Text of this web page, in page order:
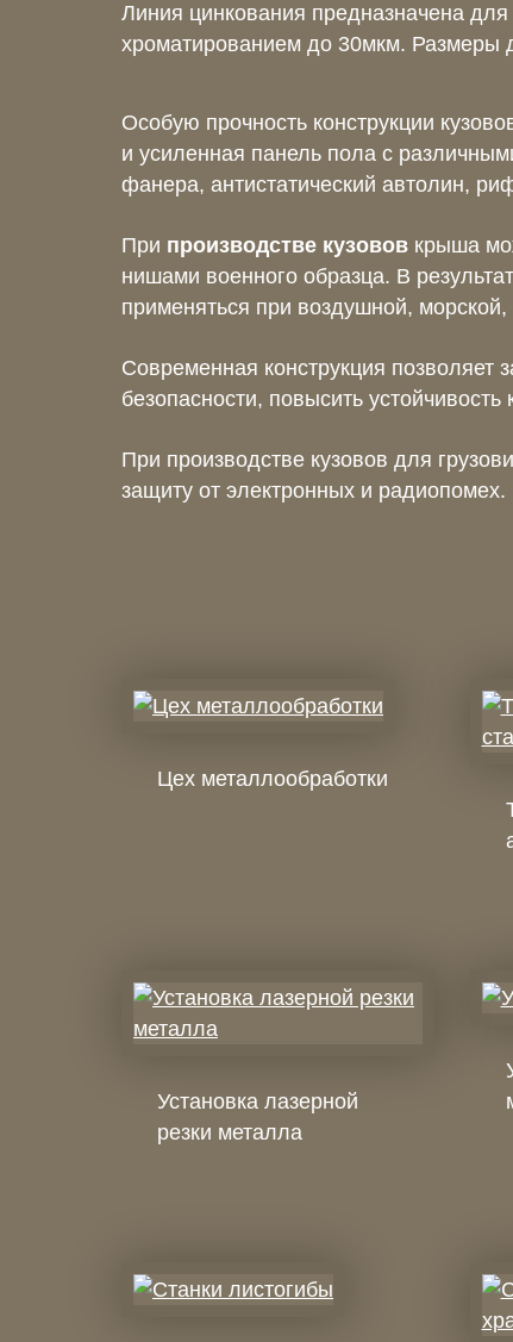
Линия цинкования предназначена
хроматированием до 30мкм. Размеры
Особую прочность конструкции
и усиленная панель пола с
фанера, антистатический автолин,
При производстве кузовов крыша
нишами военного образца. В
применяться при воздушной,
Современная конструкция позволяет
безопасности, повысить
При производстве кузовов для
защиту от электронных и радиопомех.
Цех металлообработки
Установка лазерной
резки металла